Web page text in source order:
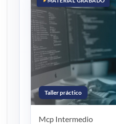
Taller práctico
Mcp Intermedio